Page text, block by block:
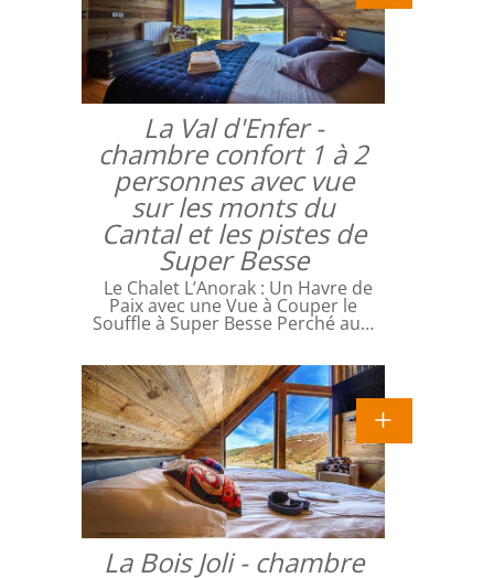
La Val d'Enfer -
chambre confort 1 à 2
personnes avec vue
sur les monts du
Cantal et les pistes de
Super Besse
Le Chalet L’Anorak : Un Havre de
Paix avec une Vue à Couper le
Souffle à Super Besse Perché au…
La Bois Joli - chambre